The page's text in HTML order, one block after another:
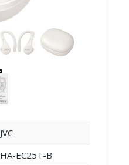
JVC
HA-EC25T-B